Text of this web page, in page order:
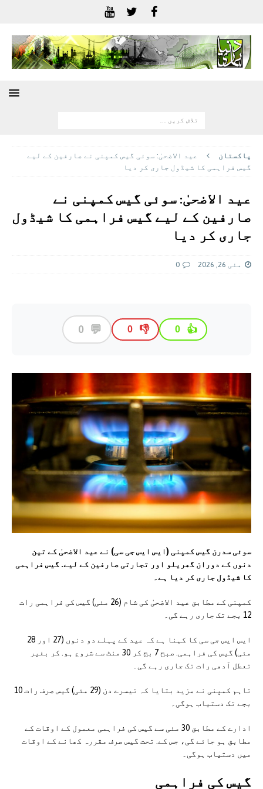
پاکستان
عید الاضحیٰ: سوئی گيس کمپنی نے صارفین کے لیے
گیس فراہمی کا شیڈول جاری کر دیا
عید الاضحیٰ: سوئی گيس کمپنی نے
صارفین کے لیے گیس فراہمی کا شیڈول
جاری کر دیا
مئی 26, 2026 0
👍
0
👎
0
💬
0
سوئی سدرن گیس کمپنی (ایس ایس جی سی) نے عید الاضحیٰ کے تین
دنوں کے دوران گھریلو اور تجارتی صارفین کے لیے. گیس فراہمی
کا شیڈول جاری کر دیا ہے۔
کمپنی کے مطابق عید الاضحیٰ کی شام (26 مئی) گیس کی فراہمی رات
12 بجے تک جاری رہے گی۔
ایس ایس جی سی کا کہنا ہے کہ عید کے پہلے دو دنوں (27 اور 28
مئی) گیس کی فراہمی. صبح 7 بج کر 30 منٹ سے شروع ہو. کر بغیر
تعطل آدھی رات تک جاری رہے گی۔
تاہم کمپنی نے مزید بتایا کہ تیسرے دن (29 مئی) گیس صرف رات 10
بجے تک دستیاب ہوگی۔
ادارے کے مطابق 30 مئی سے گیس کی فراہمی معمول کے اوقات کے
مطابق ہو جائے گی، جس کے. تحت گیس صرف مقررہ کھانے کے اوقات
میں دستیاب ہوگی۔
گیس کی فراہمی